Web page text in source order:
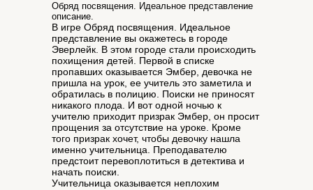
Обряд посвящения. Идеальное представление
описание.
В игре Обряд посвящения. Идеальное
представление вы окажетесь в городе
Эверлейк. В этом городе стали происходить
похищения детей. Первой в списке
пропавших оказывается Эмбер, девочка не
пришла на урок, ее учитель это заметила и
обратилась в полицию. Поиски не приносят
никакого плода. И вот одной ночью к
учителю приходит призрак Эмбер, он просит
прощения за отсутствие на уроке. Кроме
того призрак хочет, чтобы девочку нашла
именно учительница. Преподавателю
предстоит перевоплотиться в детектива и
начать поиски.
Учительница оказывается неплохим